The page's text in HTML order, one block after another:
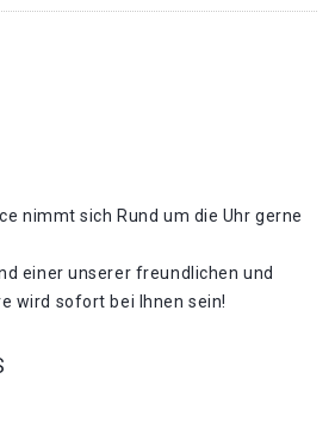
nimmt sich Rund um die Uhr gerne
einer unserer freundlichen und
wird sofort bei Ihnen sein!